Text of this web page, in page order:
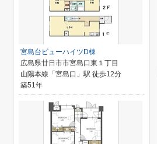
宮島台ビューハイツD棟
広島県廿日市市宮島口東１丁目
山陽本線「宮島口」駅 徒歩12分
築51年